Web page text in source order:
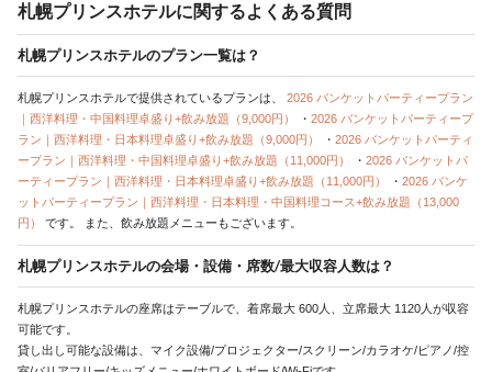
札幌プリンスホテルに関するよくある質問
札幌プリンスホテルのプラン一覧は？
札幌プリンスホテルで提供されているプランは、 2026 バンケットパーティープラン
｜西洋料理・中国料理卓盛り+飲み放題（9,000円）
・ 2026 バンケットパーティープ
ラン｜西洋料理・日本料理卓盛り+飲み放題（9,000円）
・ 2026 バンケットパーティ
ープラン｜西洋料理・中国料理卓盛り+飲み放題（11,000円）
・ 2026 バンケットパ
ーティープラン｜西洋料理・日本料理卓盛り+飲み放題（11,000円）
・ 2026 バンケ
ットパーティープラン｜西洋料理・日本料理・中国料理コース+飲み放題（13,000
円） です。 また、飲み放題メニューもございます。
札幌プリンスホテルの会場・設備・席数/最大収容人数は？
札幌プリンスホテルの座席はテーブルで、着席最大 600人、立席最大 1120人が収容
可能です。
貸し出し可能な設備は、マイク設備/プロジェクター/スクリーン/カラオケ/ピアノ/控